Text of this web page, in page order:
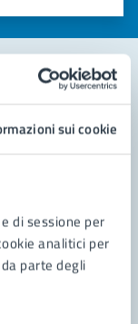
sui cookie
di sessione per
analitici per
parte degli